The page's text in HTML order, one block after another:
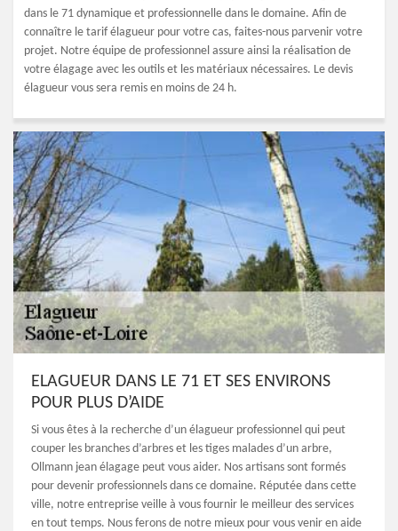
dans le 71 dynamique et professionnelle dans le domaine. Afin de
connaître le tarif élagueur pour votre cas, faites-nous parvenir votre
projet. Notre équipe de professionnel assure ainsi la réalisation de
votre élagage avec les outils et les matériaux nécessaires. Le devis
élagueur vous sera remis en moins de 24 h.
ELAGUEUR DANS LE 71 ET SES ENVIRONS
POUR PLUS D’AIDE
Si vous êtes à la recherche d’un élagueur professionnel qui peut
couper les branches d’arbres et les tiges malades d’un arbre,
Ollmann jean élagage peut vous aider. Nos artisans sont formés
pour devenir professionnels dans ce domaine. Réputée dans cette
ville, notre entreprise veille à vous fournir le meilleur des services
en tout temps. Nous ferons de notre mieux pour vous venir en aide